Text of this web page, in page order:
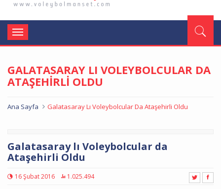
Toggle
navigation
GALATASARAY LI VOLEYBOLCULAR DA
ATAŞEHİRLİ OLDU
Ana Sayfa Galatasaray Lı Voleybolcular Da Ataşehirli Oldu
Galatasaray lı Voleybolcular da
Ataşehirli Oldu
16 Şubat 2016 1.025.494